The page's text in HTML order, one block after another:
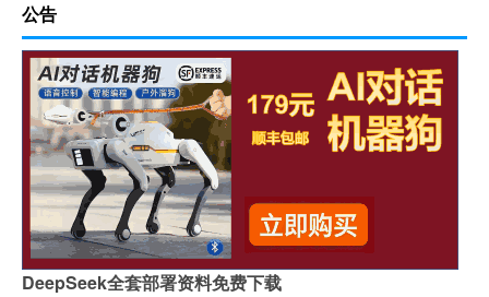
公告
DeepSeek全套部署资料免费下载